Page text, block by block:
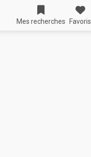
Mes recherches Favoris